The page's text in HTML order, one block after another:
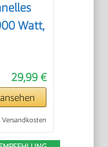
Watt,
29,99 €